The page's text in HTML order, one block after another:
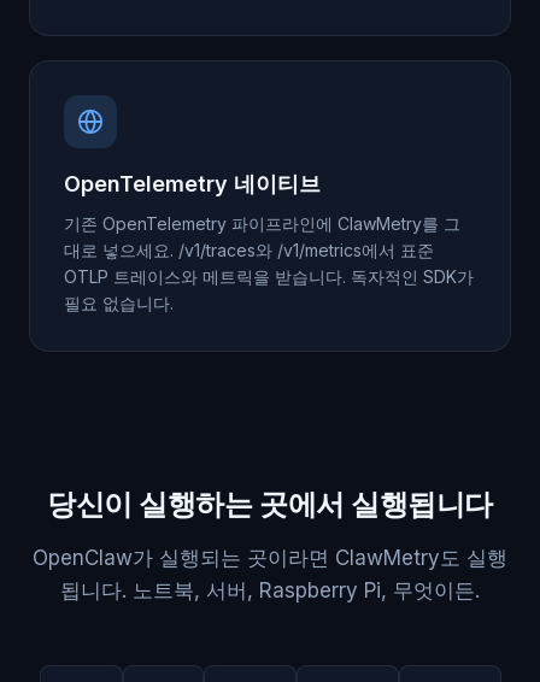
OpenTelemetry 네이티브
기존 OpenTelemetry 파이프라인에 ClawMetry를 그
대로 넣으세요. /v1/traces와 /v1/metrics에서 표준
OTLP 트레이스와 메트릭을 받습니다. 독자적인 SDK가
필요 없습니다.
당신이 실행하는 곳에서 실행됩니다
OpenClaw가 실행되는 곳이라면 ClawMetry도 실행
됩니다. 노트북, 서버, Raspberry Pi, 무엇이든.